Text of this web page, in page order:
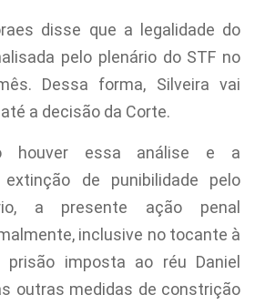
disse que a legalidade do
pelo plenário do STF no
Dessa forma, Silveira vai
a decisão da Corte.
houver essa análise e a
de punibilidade pelo
a presente ação penal
inclusive no tocante à
prisão imposta ao réu Daniel
outras medidas de constrição